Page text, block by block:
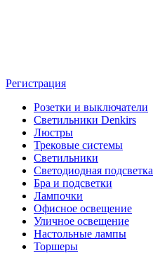
Регистрация
Розетки и выключатели
Светильники Denkirs
Люстры
Трековые системы
Светильники
Светодиодная подсветка
Бра и подсветки
Лампочки
Офисное освещение
Уличное освещение
Настольные лампы
Торшеры